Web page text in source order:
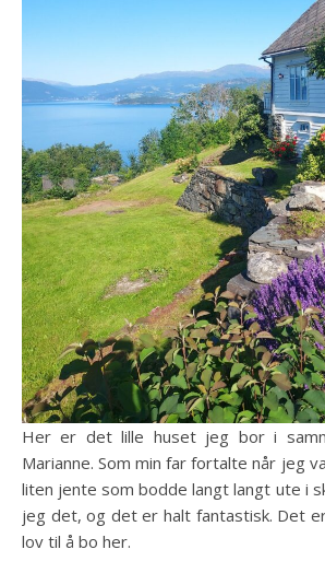
Her er det lille huset jeg bor i
Marianne. Som min far fortalte når jeg
liten jente som bodde langt langt ute i
jeg det, og det er halt fantastisk. Det
lov til å bo her.